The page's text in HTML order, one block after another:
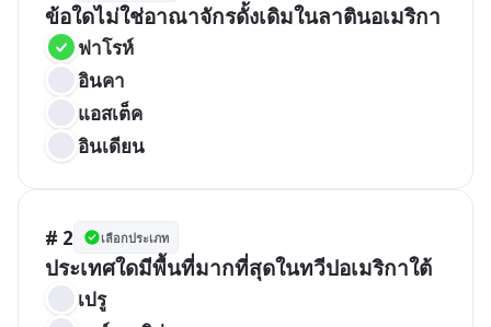
ข้อใดไม่ใช่อาณาจักรดั้งเดิมในลาตินอเมริกา
ฟาโรห์
อินคา
แอสเต็ค
อินเดียน
# 2 เลือกประเภท
ประเทศใดมีพื้นที่มากที่สุดในทวีปอเมริกาใต้
เปรู